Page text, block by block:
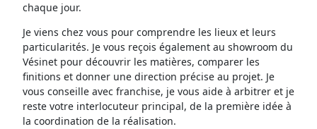
chaque jour.
Je viens chez vous pour comprendre les lieux et leurs
particularités. Je vous reçois également au showroom du
Vésinet pour découvrir les matières, comparer les
finitions et donner une direction précise au projet. Je
vous conseille avec franchise, je vous aide à arbitrer et je
reste votre interlocuteur principal, de la première idée à
la coordination de la réalisation.